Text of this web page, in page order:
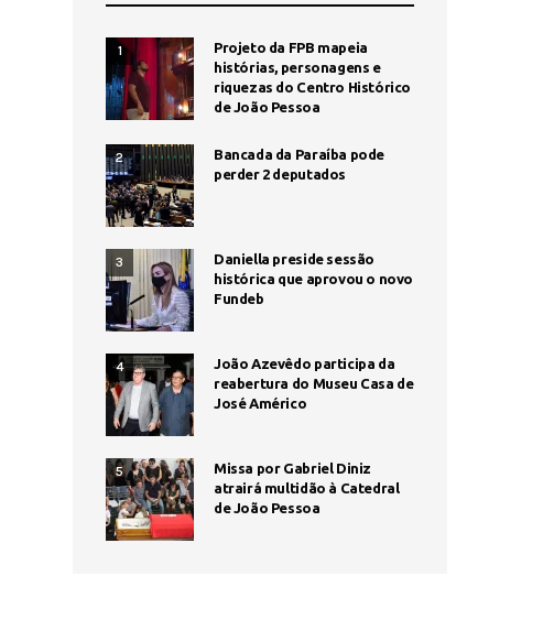
1
Projeto da FPB mapeia
histórias, personagens e
riquezas do Centro Histórico
de João Pessoa
2
Bancada da Paraíba pode
perder 2 deputados
3
Daniella preside sessão
histórica que aprovou o novo
Fundeb
4
João Azevêdo participa da
reabertura do Museu Casa de
José Américo
5
Missa por Gabriel Diniz
atrairá multidão à Catedral
de João Pessoa